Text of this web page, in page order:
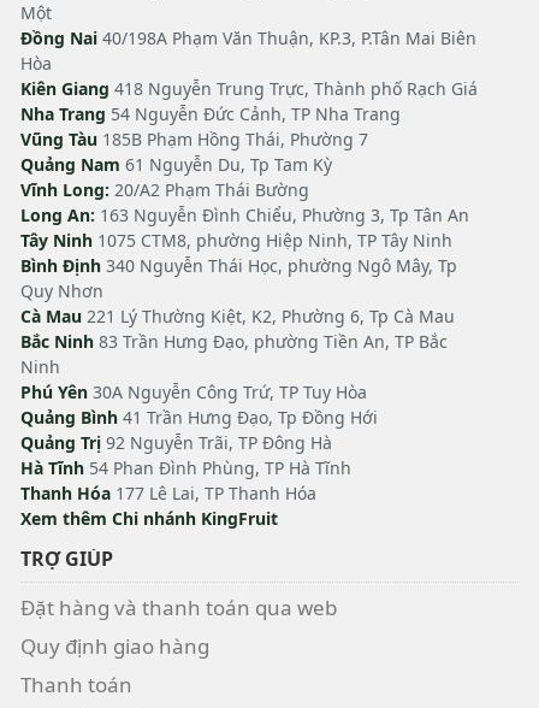
Một
Đồng Nai 40/198A Phạm Văn Thuận, KP.3, P.Tân Mai Biên
Hòa
Kiên Giang 418 Nguyễn Trung Trực, Thành phố Rạch Giá
Nha Trang 54 Nguyễn Đức Cảnh, TP Nha Trang
Vũng Tàu 185B Phạm Hồng Thái, Phường 7
Quảng Nam 61 Nguyễn Du, Tp Tam Kỳ
Vĩnh Long: 20/A2 Phạm Thái Bường
Long An: 163 Nguyễn Đình Chiểu, Phường 3, Tp Tân An
Tây Ninh 1075 CTM8, phường Hiệp Ninh, TP Tây Ninh
Bình Định 340 Nguyễn Thái Học, phường Ngô Mây, Tp
Quy Nhơn
Cà Mau 221 Lý Thường Kiệt, K2, Phường 6, Tp Cà Mau
Bắc Ninh 83 Trần Hưng Đạo, phường Tiền An, TP Bắc
Ninh
Phú Yên 30A Nguyễn Công Trứ, TP Tuy Hòa
Quảng Bình 41 Trần Hưng Đạo, Tp Đồng Hới
Quảng Trị 92 Nguyễn Trãi, TP Đông Hà
Hà Tĩnh 54 Phan Đình Phùng, TP Hà Tĩnh
Thanh Hóa 177 Lê Lai, TP Thanh Hóa
Xem thêm Chi nhánh KingFruit
TRỢ GIÚP
Đặt hàng và thanh toán qua web
Quy định giao hàng
Thanh toán